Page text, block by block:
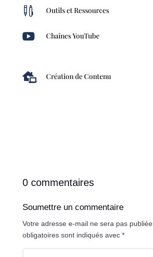
 Outils et Ressources
 Chaînes YouTube
 Création de Contenu
0 commentaires
Soumettre un commentaire
Votre adresse e-mail ne sera pas publiée.
obligatoires sont indiqués avec *